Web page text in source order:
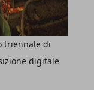
triennale di
digitale